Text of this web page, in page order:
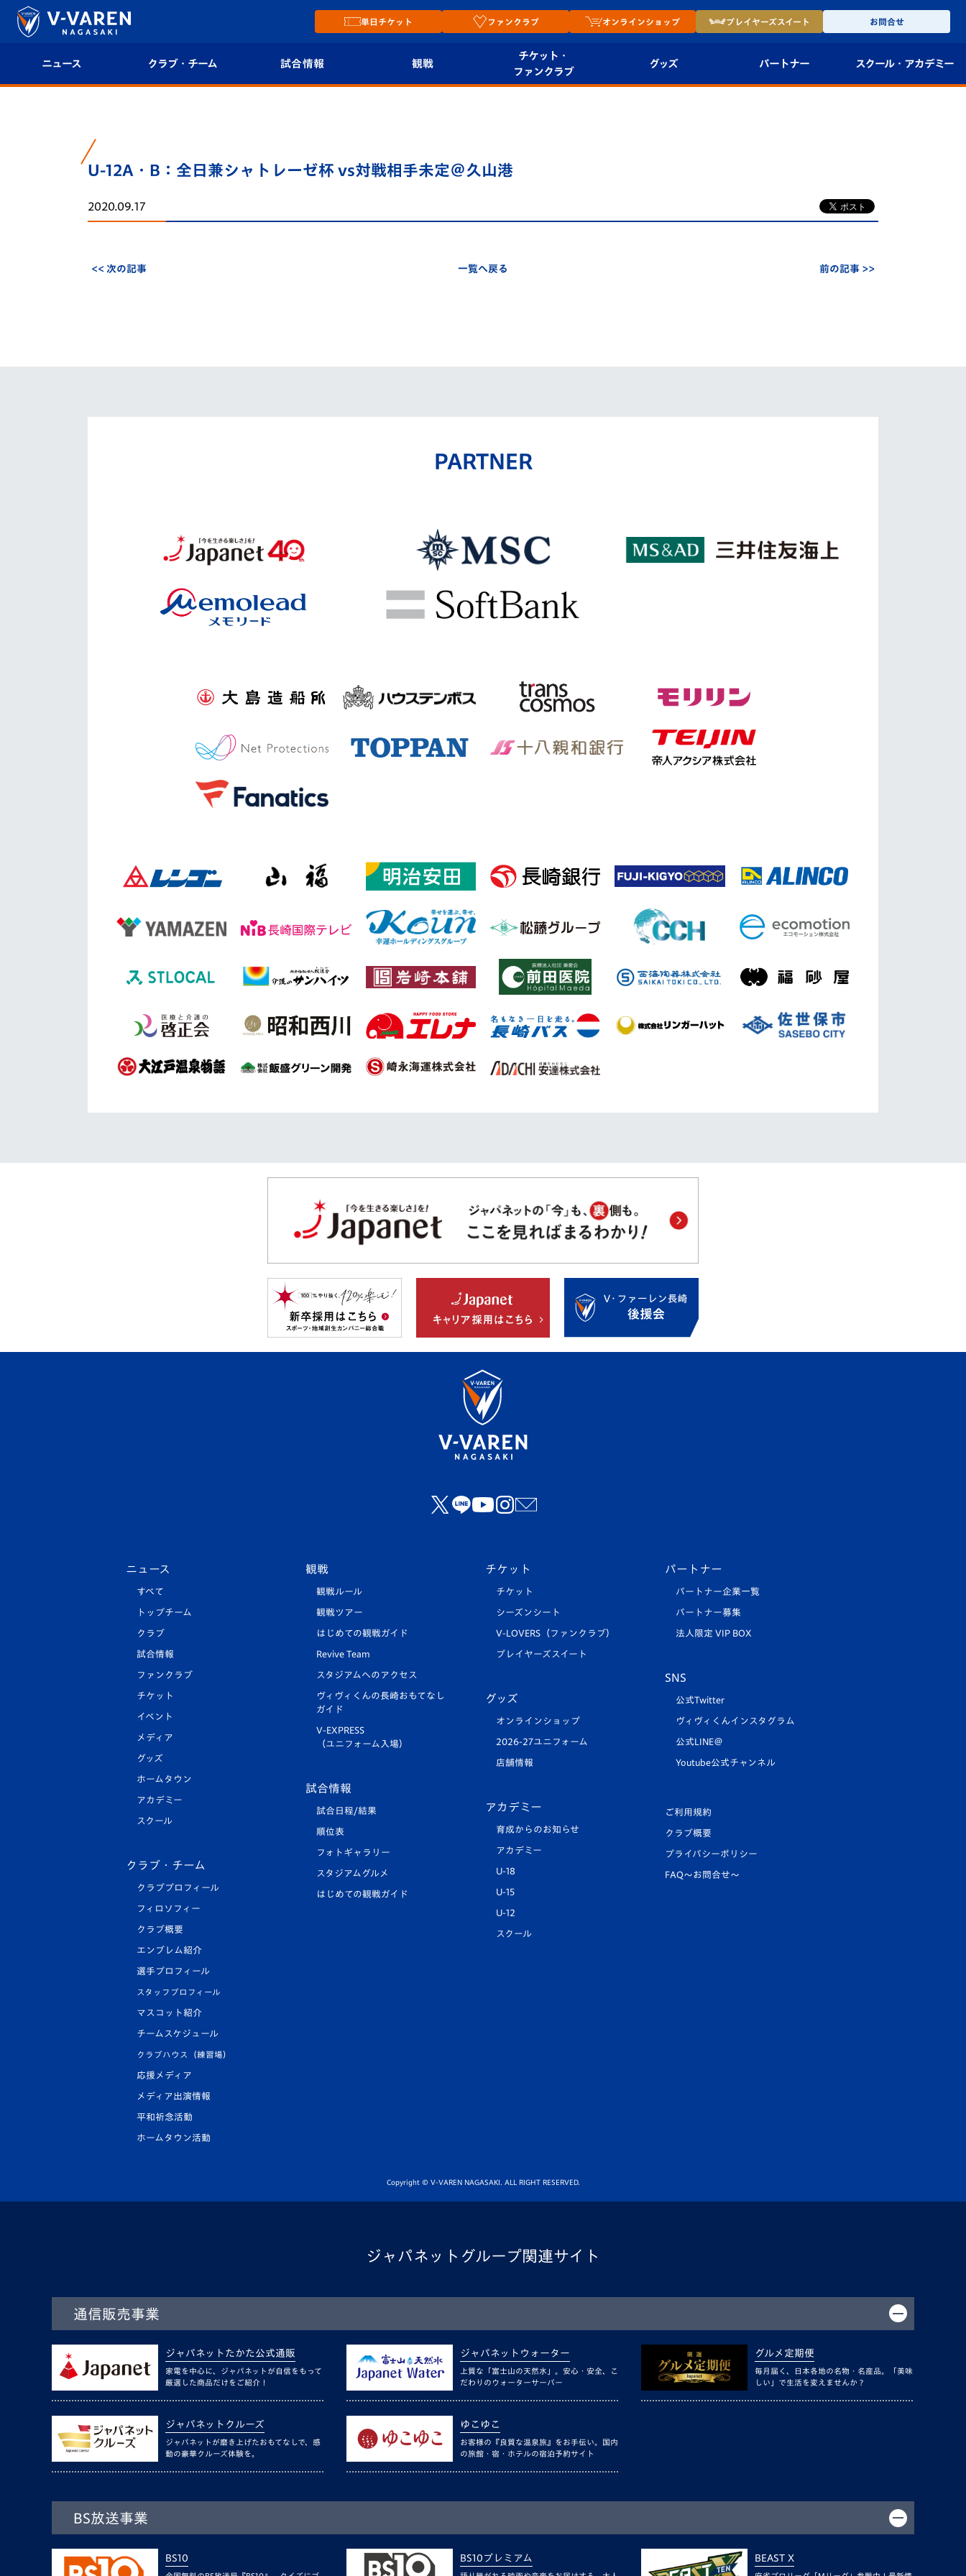
単日チケット ファンクラブ オンラインショップ プレイヤーズスイート お問合せ
ニュース クラブ・チーム
クラブ概要
エンブレム紹介
試合情報
順位表
観戦
チケット・
ファンクラブ
プレイヤーズスイート
グッズ パートナー スクール・ アカデミー
U-12
U-12A・B：全日兼シャトレーゼ杯 vs対戦相手未定＠久山港
2020.09.17
<< 次の記事 一覧へ戻る 前の記事 >>
PARTNER
ニュース
すべて
トップチーム
クラブ
試合情報
ファンクラブ
チケット
イベント
メディア
グッズ
ホームタウン
アカデミー
スクール
クラブ・チーム
クラブプロフィール
フィロソフィー
クラブ概要
エンブレム紹介
選手プロフィール
スタッフプロフィール
マスコット紹介
チームスケジュール
クラブハウス（練習場）
応援メディア
メディア出演情報
平和祈念活動
ホームタウン活動
観戦
観戦ルール
観戦ツアー
はじめての観戦ガイド
Revive Team
スタジアムへのアクセス
ヴィヴィくんの長崎おもてなし
ガイド
V-EXPRESS
（ユニフォーム入場）
試合情報
試合日程/結果
順位表
フォトギャラリー
スタジアムグルメ
はじめての観戦ガイド
チケット
チケット
シーズンシート
V-LOVERS（ファンクラブ）
プレイヤーズスイート
グッズ
オンラインショップ
2026-27ユニフォーム
店舗情報
アカデミー
育成からのお知らせ
アカデミー
U-18
U-15
U-12
スクール
パートナー
パートナー企業一覧
パートナー募集
法人限定 VIP BOX
SNS
公式Twitter
ヴィヴィくんインスタグラム
公式LINE＠
Youtube公式チャンネル
ご利用規約
クラブ概要
プライバシーポリシー
FAQ〜お問合せ〜
Copyright © V-VAREN NAGASAKI. ALL RIGHT RESERVED.
ジャパネットグループ関連サイト
通信販売事業
ジャパネットたかた公式通販
家電を中心に、ジャパネットが自信をもって
厳選した商品だけをご紹介！
ジャパネットウォーター
上質な「富士山の天然水」。安心・安全、こ
だわりのウォーターサーバー
グルメ定期便
毎月届く、日本各地の名物・名産品。「美味
しい」で生活を変えませんか？
ジャパネットクルーズ
ジャパネットが磨き上げたおもてなしで、感
動の豪華クルーズ体験を。
ゆこゆこ
お客様の『良質な温泉旅』をお手伝い。国内
の旅館・宿・ホテルの宿泊予約サイト
BS放送事業
BS10 BS10プレミアム BEAST X